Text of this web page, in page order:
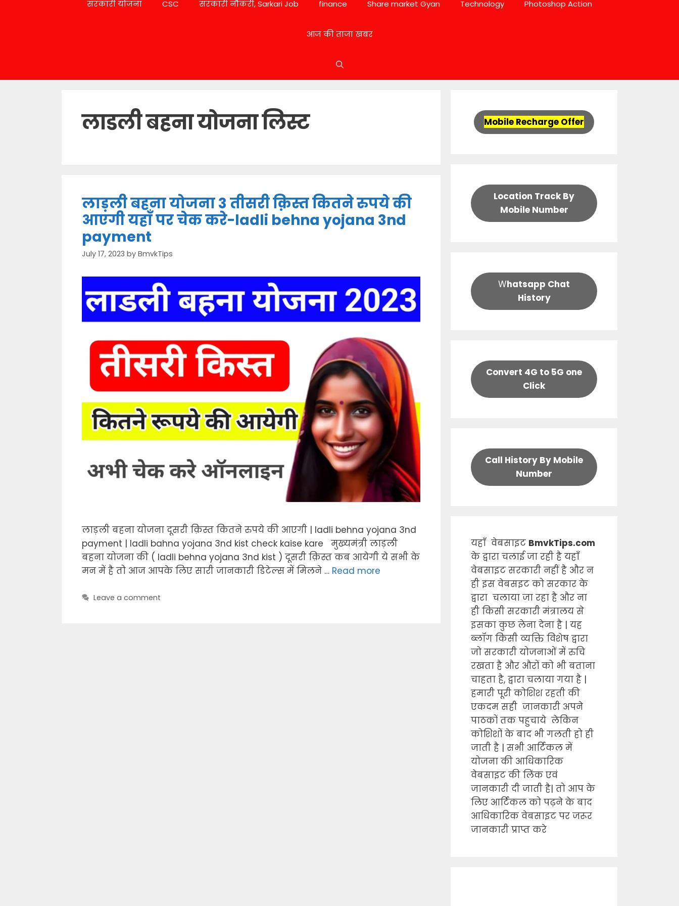
सरकारी योजना CSC सरकारी नौकरी, Sarkari Job finance Share market Gyan Technology Photoshop Action
आज की ताजा खबर
लाडली बहना योजना लिस्ट
लाड़ली बहना योजना 3 तीसरी क़िस्त कितने रुपये की
आएगी यहाँ पर चेक करे-ladli behna yojana 3nd
payment
July 17, 2023 by BmvkTips
लाड़ली बहना योजना दूसरी क़िस्त कितने रुपये की आएगी | ladli behna yojana 3nd
payment | ladli bahna yojana 3nd kist check kaise kare मुख्यमंत्री लाड़ली
बहना योजना की ( ladli behna yojana 3nd kist ) दूसरी क़िस्त कब आयेगी ये सभी के
मन में है तो आज आपके लिए सारी जानकारी डिटेल्स में मिलने … Read more
Leave a comment
Mobile Recharge Offer
Location Track By
Mobile Number
Whatsapp Chat
History
Convert 4G to 5G one
Click
Call History By Mobile
Number
यहाँ वेबसाइट BmvkTips.com
के द्वारा चलाई जा रही है यहाँ
वेबसाइट सरकारी नहीं है और न
ही इस वेबसइट को सरकार के
द्वारा चलाया जा रहा है और ना
ही किसी सरकारी मंत्रालय से
इसका कुछ लेना देना है | यह
ब्लॉग किसी व्यक्ति विशेष द्वारा
जो सरकारी योजनाओं में रुचि
रखता है और औरों को भी बताना
चाहता है, द्वारा चलाया गया है |
हमारी पूरी कोशिश रहती की
एकदम सही जानकारी अपने
पाठकों तक पहुचाये लेकिन
कोशिशों के बाद भी गलती हो ही
जाती है | सभी आर्टिकल में
योजना की आधिकारिक
वेबसाइट की लिंक एवं
जानकारी दी जाती है| तो आप के
लिए आर्टिकल को पढ़ने के बाद
आधिकारिक वेबसाइट पर जरूर
जानकारी प्राप्त करे